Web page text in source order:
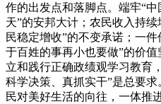
作的出发点和落脚点。端牢“
天”的安邦大计；农民收入持
民稳定增收”的不变承诺；一
于百姓的事再小也要做”的价
立和践行正确政绩观学习教育
科学决策、真抓实干”是总要
民对美好生活的向往，一体推